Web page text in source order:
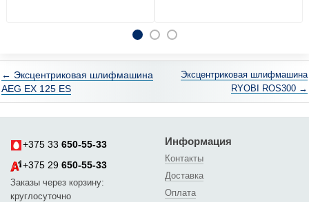
← Эксцентриковая шлифмашина
AEG EX 125 ES
Эксцентриковая шлифмашина
RYOBI ROS300 →
+375 33 650-55-33
+375 29 650-55-33
Заказы через корзину:
круглосуточно
Информация
Контакты
Доставка
Оплата